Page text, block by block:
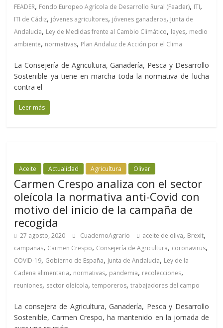
FEADER, Fondo Europeo Agrícola de Desarrollo Rural (Feader), ITI,
ITI de Cádiz, jóvenes agricultores, jóvenes ganaderos, Junta de
Andalucía, Ley de Medidas frente al Cambio Climático, leyes, medio
ambiente, normativas, Plan Andaluz de Acción por el Clima
La Consejería de Agricultura, Ganadería, Pesca y Desarrollo
Sostenible ya tiene en marcha toda la normativa de lucha
contra el
Leer más
Aceite Actualidad Agricultura Olivar
Carmen Crespo analiza con el sector
oleícola la normativa anti-Covid con
motivo del inicio de la campaña de
recogida
27 agosto, 2020 CuadernoAgrario aceite de oliva, Brexit,
campañas, Carmen Crespo, Consejería de Agricultura, coronavirus,
COVID-19, Gobierno de España, Junta de Andalucía, Ley de la
Cadena alimentaria, normativas, pandemia, recolecciones,
reuniones, sector oleícola,temporeros,trabajadores del campo
La consejera de Agricultura, Ganadería, Pesca y Desarrollo
Sostenible, Carmen Crespo, ha mantenido en la jornada de